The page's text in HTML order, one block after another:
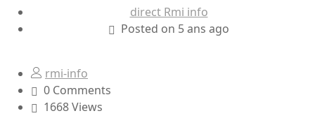
direct Rmi info
Posted on 5 ans ago
rmi-info
0 Comments
1668 Views